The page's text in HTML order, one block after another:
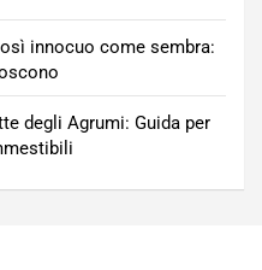
innocuo come sembra:
degli Agrumi: Guida per